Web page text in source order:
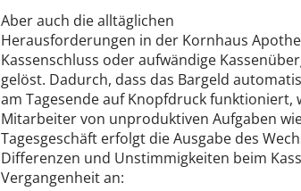
Aber auch die alltäglichen
Herausforderungen in der Kornhaus
Kassenschluss oder aufwändige
gelöst. Dadurch, dass das Bargeld
am Tagesende auf Knopfdruck
Mitarbeiter von unproduktiven Aufgaben
Tagesgeschäft erfolgt die Ausgabe des
Differenzen und Unstimmigkeiten beim
Vergangenheit an: